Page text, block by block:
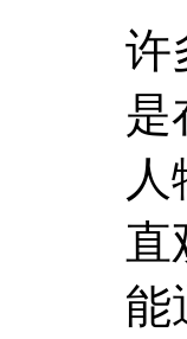
许
是
直
能